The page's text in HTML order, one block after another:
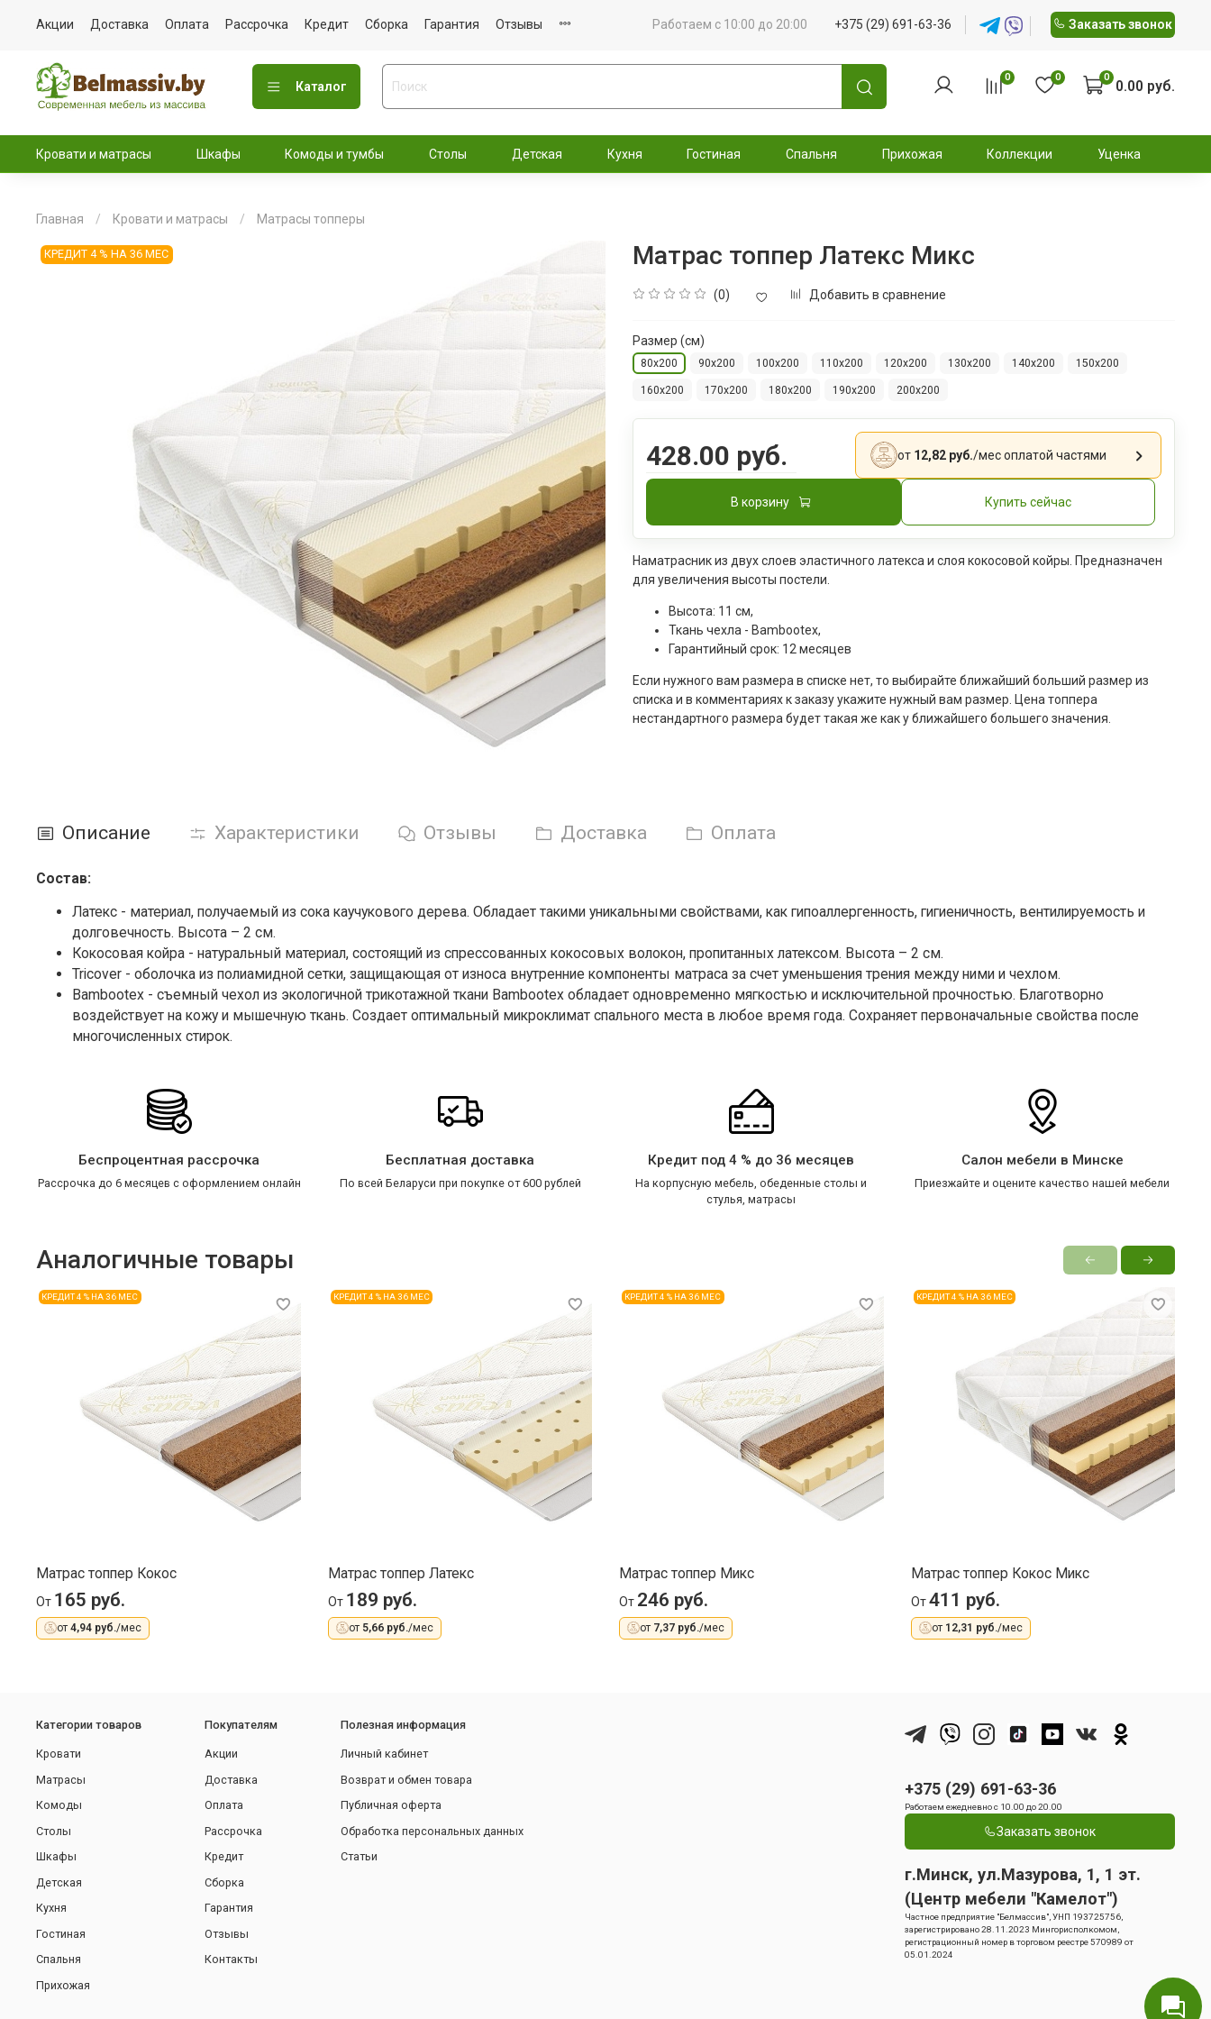
Акции Доставка Оплата Рассрочка Кредит Сборка Гарантия Отзывы Работаем с 10:00 до 20:00 +375 (29) 691-63-36 Заказать звонок
Каталог
0 0 0 0.00 руб.
Кровати и матрасы Шкафы Комоды и тумбы Столы Детская Кухня Гостиная Спальня Прихожая Коллекции Уценка
Главная Кровати и матрасы Матрасы топперы
КРЕДИТ 4 % НА 36 МЕС Матрас топпер Латекс Микс
(0) Добавить в сравнение
Размер (см)
80x200 90x200 100x200 110x200 120x200 130x200 140x200 150x200
160x200 170x200 180x200 190x200 200x200
428.00 руб. от 12,82 руб./месоплатой частями
В корзину Купить сейчас
Наматрасник из двух слоев эластичного латекса и слоя кокосовой койры. Предназначен
для увеличения высоты постели.
Высота: 11 см,
Ткань чехла - Bambootex,
Гарантийный срок: 12 месяцев
Если нужного вам размера в списке нет, то выбирайте ближайший больший размер из
списка и в комментариях к заказу укажите нужный вам размер. Цена топпера
нестандартного размера будет такая же как у ближайшего большего значения.
Описание Характеристики Отзывы Доставка Оплата
Состав:
Латекс - материал, получаемый из сока каучукового дерева. Обладает такими уникальными свойствами, как гипоаллергенность, гигиеничность, вентилируемость и
долговечность. Высота – 2 см.
Кокосовая койра - натуральный материал, состоящий из спрессованных кокосовых волокон, пропитанных латексом. Высота – 2 см.
Tricover - оболочка из полиамидной сетки, защищающая от износа внутренние компоненты матраса за счет уменьшения трения между ними и чехлом.
Bambootex - съемный чехол из экологичной трикотажной ткани Bambootex обладает одновременно мягкостью и исключительной прочностью. Благотворно
воздействует на кожу и мышечную ткань. Создает оптимальный микроклимат спального места в любое время года. Сохраняет первоначальные свойства после
многочисленных стирок.
Беспроцентная рассрочка
Рассрочка до 6 месяцев с оформлением онлайн
Бесплатная доставка
По всей Беларуси при покупке от 600 рублей
Кредит под 4 % до 36 месяцев
На корпусную мебель, обеденные столы и
стулья, матрасы
Салон мебели в Минске
Приезжайте и оцените качество нашей мебели
Аналогичные товары
КРЕДИТ 4 % НА 36 МЕС
Матрас топпер Кокос
От 165 руб.
от 4,94 руб./мес
КРЕДИТ 4 % НА 36 МЕС
Матрас топпер Латекс
От 189 руб.
от 5,66 руб./мес
КРЕДИТ 4 % НА 36 МЕС
Матрас топпер Микс
От 246 руб.
от 7,37 руб./мес
КРЕДИТ 4 % НА 36 МЕС
Матрас топпер Кокос Микс
От 411 руб.
от 12,31 руб./мес
Категории товаров
Кровати
Матрасы
Комоды
Столы
Шкафы
Детская
Кухня
Гостиная
Спальня
Прихожая
Покупателям
Акции
Доставка
Оплата
Рассрочка
Кредит
Сборка
Гарантия
Отзывы
Контакты
Полезная информация
Личный кабинет
Возврат и обмен товара
Публичная оферта
Обработка персональных данных
Статьи
+375 (29) 691-63-36
Работаем ежедневно с 10.00 до 20.00
Заказать звонок
г.Минск, ул.Мазурова, 1, 1 эт.
(Центр мебели "Камелот")
Частное предприятие "Белмассив", УНП 193725756,
зарегистрировано 28.11.2023 Мингорисполкомом,
регистрационный номер в торговом реестре 570989 от
05.01.2024